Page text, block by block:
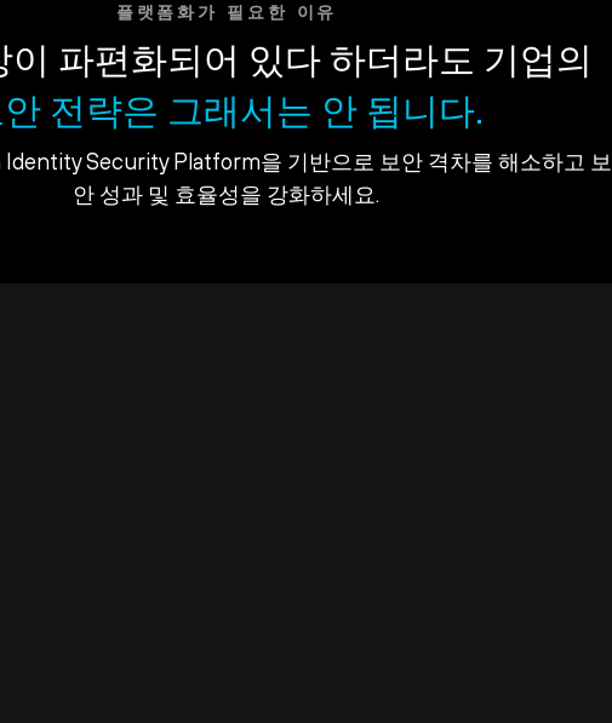
플랫폼화가 필요한 이유
이 파편화되어 있다 하더라도 기업의
안 전략은 그래서는 안 됩니다.
Identity Security Platform을 기반으로 보안 격차를 해소하고 보
안 성과 및 효율성을 강화하세요.